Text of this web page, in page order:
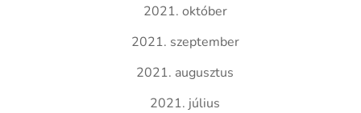
2021. október
2021. szeptember
2021. augusztus
2021. július